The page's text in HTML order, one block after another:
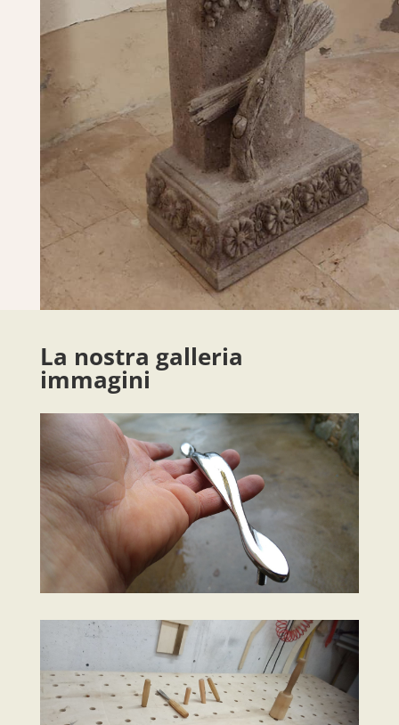
La nostra galleria
immagini